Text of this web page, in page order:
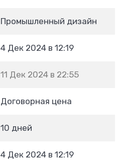
Промышленный дизайн
4 Дек 2024 в 12:19
11 Дек 2024 в 22:55
Договорная цена
10 дней
4 Дек 2024 в 12:19